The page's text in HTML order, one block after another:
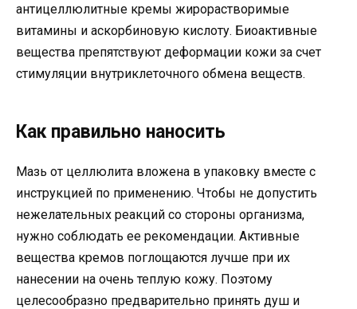
антицеллюлитные кремы жирорастворимые
витамины и аскорбиновую кислоту. Биоактивные
вещества препятствуют деформации кожи за счет
стимуляции внутриклеточного обмена веществ.
Как правильно наносить
Мазь от целлюлита вложена в упаковку вместе с
инструкцией по применению. Чтобы не допустить
нежелательных реакций со стороны организма,
нужно соблюдать ее рекомендации. Активные
вещества кремов поглощаются лучше при их
нанесении на очень теплую кожу. Поэтому
целесообразно предварительно принять душ и